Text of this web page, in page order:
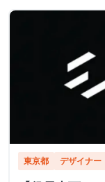
東京都 デザイナー